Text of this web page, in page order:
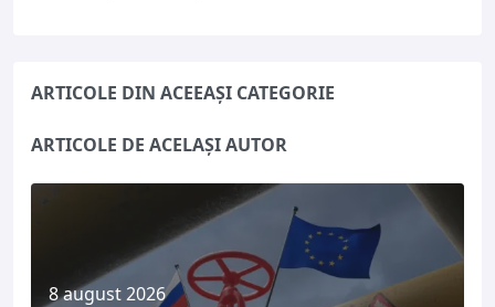
ARTICOLE DIN ACEEAȘI CATEGORIE
ARTICOLE DE ACELAȘI AUTOR
8 august 2026